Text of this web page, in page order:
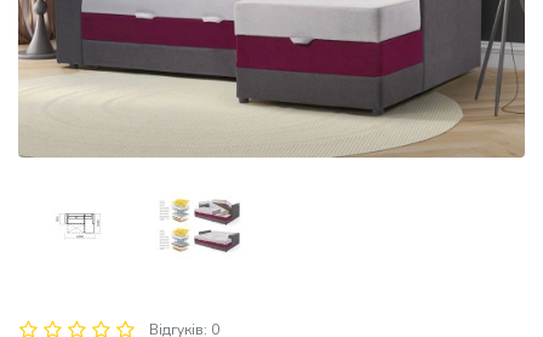
Відгуків: 0